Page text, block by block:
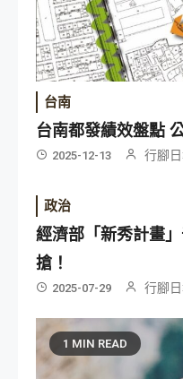
台南
台南都發績效盤點
2025-12-13 行腳
政治
經濟部「新秀計畫
搶！
2025-07-29 行腳
1 MIN READ